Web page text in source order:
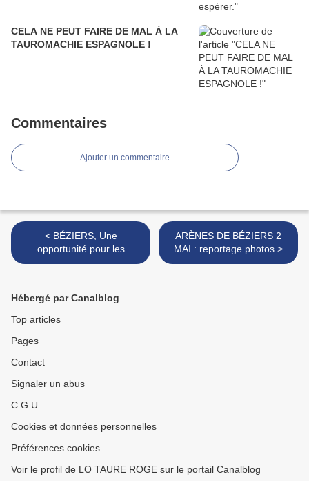
CELA NE PEUT FAIRE DE MAL À LA
TAUROMACHIE ESPAGNOLE !
Commentaires
Ajouter un commentaire
< BÉZIERS, Une
opportunité pour les
Toreros Français
ARÈNES DE BÉZIERS 2
MAI : reportage photos >
Hébergé par Canalblog
Top articles
Pages
Contact
Signaler un abus
C.G.U.
Cookies et données personnelles
Préférences cookies
Voir le profil de LO TAURE ROGE sur le portail Canalblog